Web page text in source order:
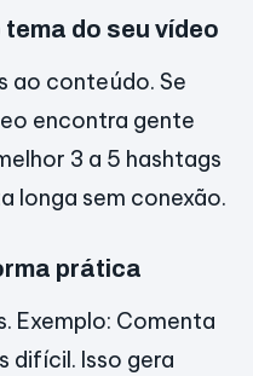
do seu vídeo
ao conteúdo. Se
encontra gente
3 a 5 hashtags
longa sem conexão.
prática
Exemplo: Comenta
difícil. Isso gera